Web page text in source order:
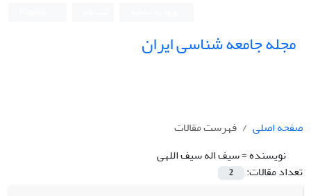
مجله جامعه شناسی ایران
صفحه اصلی
فهرست مقالات
نویسنده =سیف اله سیف اللهی
تعداد مقالات:
2